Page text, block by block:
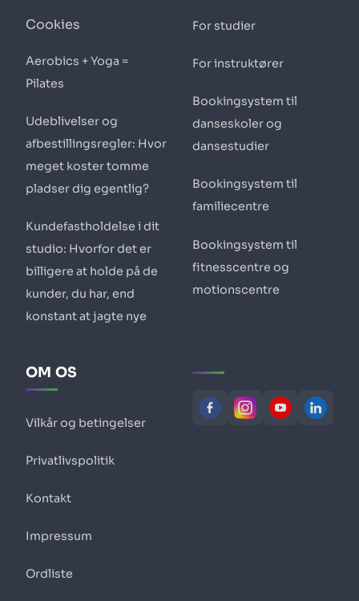
Cookies
Aerobics + Yoga =
Pilates
Udeblivelser og
afbestillingsregler: Hvor
meget koster tomme
pladser dig egentlig?
Kundefastholdelse i dit
studio: Hvorfor det er
billigere at holde på de
kunder, du har, end
konstant at jagte nye
For studier
For instruktører
Bookingsystem til
danseskoler og
dansestudier
Bookingsystem til
familiecentre
Bookingsystem til
fitnesscentre og
motionscentre
OM OS
Vilkår og betingelser
Privatlivspolitik
Kontakt
Impressum
Ordliste